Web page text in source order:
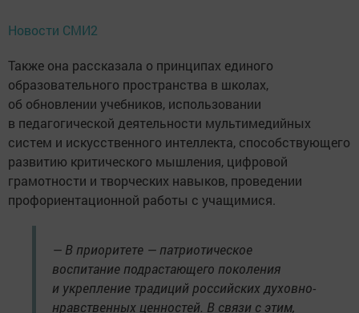
Новости СМИ2
Также она рассказала о принципах единого
образовательного пространства в школах,
об обновлении учебников, использовании
в педагогической деятельности мультимедийных
систем и искусственного интеллекта, способствующего
развитию критического мышления, цифровой
грамотности и творческих навыков, проведении
профориентационной работы с учащимися.
— В приоритете — патриотическое
воспитание подрастающего поколения
и укрепление традиций российских духовно-
нравственных ценностей. В связи с этим,